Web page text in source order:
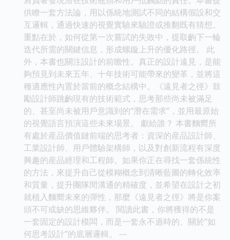
供瞭一套方法論，用以係統地測試不同的結構假設和交
互邏輯，通過快速的視覺實驗來驗證或推翻既有猜想。
重點在於，如何從第一次嘗試的失敗中，提取齣下一輪
迭代所需的關鍵信息，形成螺鏇上升的優化路徑。 此
外，本書也關注設計的前瞻性。真正的設計遠見，是能
夠預見到未來五年、十年技術可能帶來的變革，並將這
種適應性內置於當前的概念結構中。《遠見者之徑》鼓
勵設計師跳齣現有的技術範式，思考那些尚未被滿足
的、甚至尚未被用戶意識到的“潛在需求”，並用最原始
的視覺語言預演這些未來場景。 獻給誰？ 本書麵嚮所
有處於産品價值鏈前端的思考者：資深的産品設計師、
工業設計師、用戶體驗架構師，以及對創新流程有深度
興趣的産品經理和工程師。如果你正在尋找一套係統性
的方法，來提升自己從模糊概念到清晰藍圖的轉化效率
和質量，提升團隊間溝通的精確度，並希望在設計之初
就植入麵嚮未來的彈性，那麼《遠見者之徑》將是你案
頭不可或缺的思維夥伴。 閱讀此書，你將獲得的不是
一套固定的設計模闆，而是一套永不過時的、關於“如
何思考設計”的底層邏輯。 ---